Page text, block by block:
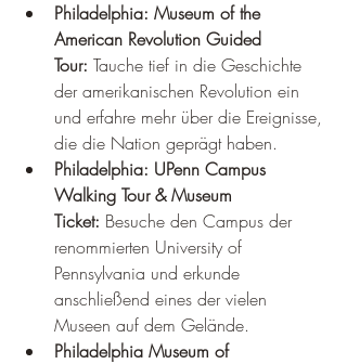
Philadelphia: Museum of the
American Revolution Guided
Tour: Tauche tief in die Geschichte
der amerikanischen Revolution ein
und erfahre mehr über die Ereignisse,
die die Nation geprägt haben.
Philadelphia: UPenn Campus
Walking Tour & Museum
Ticket: Besuche den Campus der
renommierten University of
Pennsylvania und erkunde
anschließend eines der vielen
Museen auf dem Gelände.
Philadelphia Museum of